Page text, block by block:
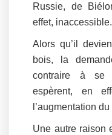
Russie, de
effet, inaccessible.
Alors qu’il
bois, la
contraire à se
espèrent, en
l’augmentation
Une autre raison